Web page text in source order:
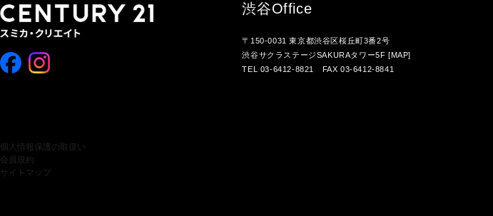
渋谷Office
〒150-0031 東京都渋谷区桜丘町3番2号
渋谷サクラステージSAKURAタワー5F [MAP]
TEL 03-6412-8821 FAX 03-6412-8841
個人情報保護の取扱い
会員規約
サイトマップ